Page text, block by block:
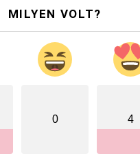
MILYEN VOLT?
0 4